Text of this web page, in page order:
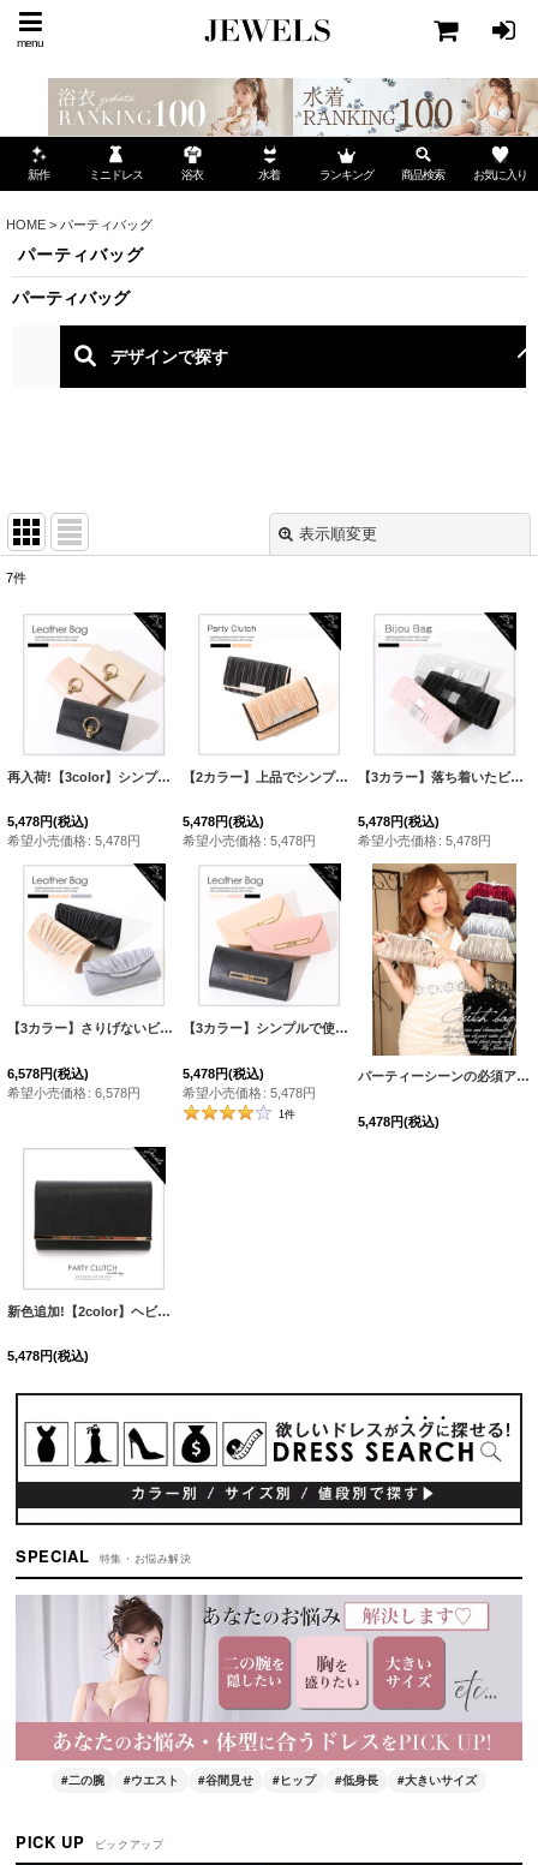
menu
新作 ミニドレス 浴衣 水着 ランキング 商品検索 お気に入り
HOME > パーティバッグ
パーティバッグ
パーティバッグ
表示順変更
並び順 :
絞り込む
7件
再入荷!【3color】シンプルで落ち着いたデザインのフェイクレザー2wayバッグ☆[OF03]
5,478円(税込)
希望小売価格: 5,478円
【2カラー】上品でシンプルな2wayプリーツサテンクラッチバッグ♪[OF03]
5,478円(税込)
希望小売価格: 5,478円
【3カラー】落ち着いたビジューとリボンがかわいい♪どんなドレスにも合わせやすい2wayパーティクラッチバッグ[OF03]
5,478円(税込)
希望小売価格: 5,478円
【3カラー】さりげないビジューがきらめく！どんなドレスにも合う2wayパーティクラッチバッグ[OF03]
6,578円(税込)
希望小売価格: 6,578円
【3カラー】シンプルで使いやすい！フェイクレザーの2wayバッグ☆[OF03]
5,478円(税込)
希望小売価格: 5,478円
1 件
パーティーシーンの必須アイテム♪3wayサテンプリーツバッグ[OF03]
5,478円(税込)
新色追加!【2color】ヘビロテ間違いナシ！シンプルでモードな2wayパーティバッグ☆[OF03]
5,478円(税込)
SPECIAL 特集・お悩み解決
#二の腕 #ウエスト #谷間見せ #ヒップ #低身長 #大きいサイズ
PICK UP ピックアップ